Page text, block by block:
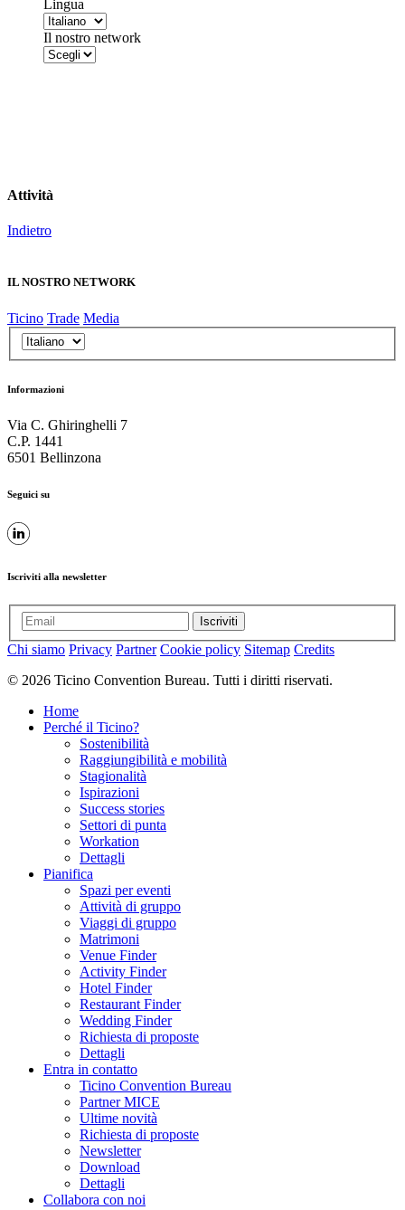
Lingua
Il nostro network
Attività
Indietro
IL NOSTRO NETWORK
Ticino Trade Media
Informazioni
Via C. Ghiringhelli 7
C.P. 1441
6501 Bellinzona
Seguici su
Iscriviti alla newsletter
Iscriviti
Chi siamo Privacy Partner Cookie policy Sitemap Credits
© 2026 Ticino Convention Bureau. Tutti i diritti riservati.
Home
Perché il Ticino?
Sostenibilità
Raggiungibilità e mobilità
Stagionalità
Ispirazioni
Success stories
Settori di punta
Workation
Dettagli
Pianifica
Spazi per eventi
Attività di gruppo
Viaggi di gruppo
Matrimoni
Venue Finder
Activity Finder
Hotel Finder
Restaurant Finder
Wedding Finder
Richiesta di proposte
Dettagli
Entra in contatto
Ticino Convention Bureau
Partner MICE
Ultime novità
Richiesta di proposte
Newsletter
Download
Dettagli
Collabora con noi